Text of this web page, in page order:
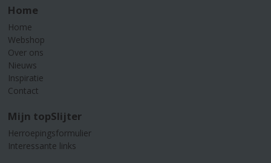
Home
Home
Webshop
Over ons
Nieuws
Inspiratie
Contact
Mijn topSlijter
Herroepingsformulier
Interessante links